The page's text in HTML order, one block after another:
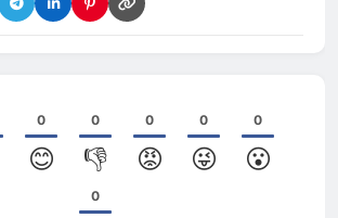
0
😊
0
👎
0
😡
0
😜
0
😮
0